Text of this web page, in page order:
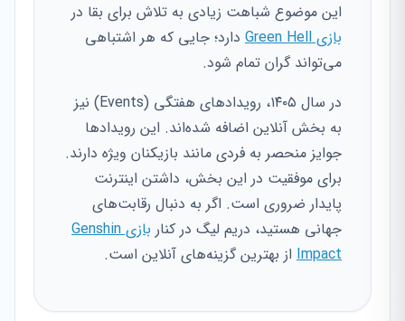
این موضوع شباهت زیادی به تلاش برای بقا در
بازی Green Hell
دارد؛ جایی که هر اشتباهی
می‌تواند گران تمام شود.
در سال ۱۴۰۵، رویدادهای هفتگی (Events) نیز
به بخش آنلاین اضافه شده‌اند. این رویدادها
جوایز منحصر به فردی مانند بازیکنان ویژه دارند.
برای موفقیت در این بخش، داشتن اینترنت
پایدار ضروری است. اگر به دنبال رقابت‌های
جهانی هستید، دریم لیگ در کنار
بازی Genshin
Impact از بهترین گزینه‌های آنلاین است.